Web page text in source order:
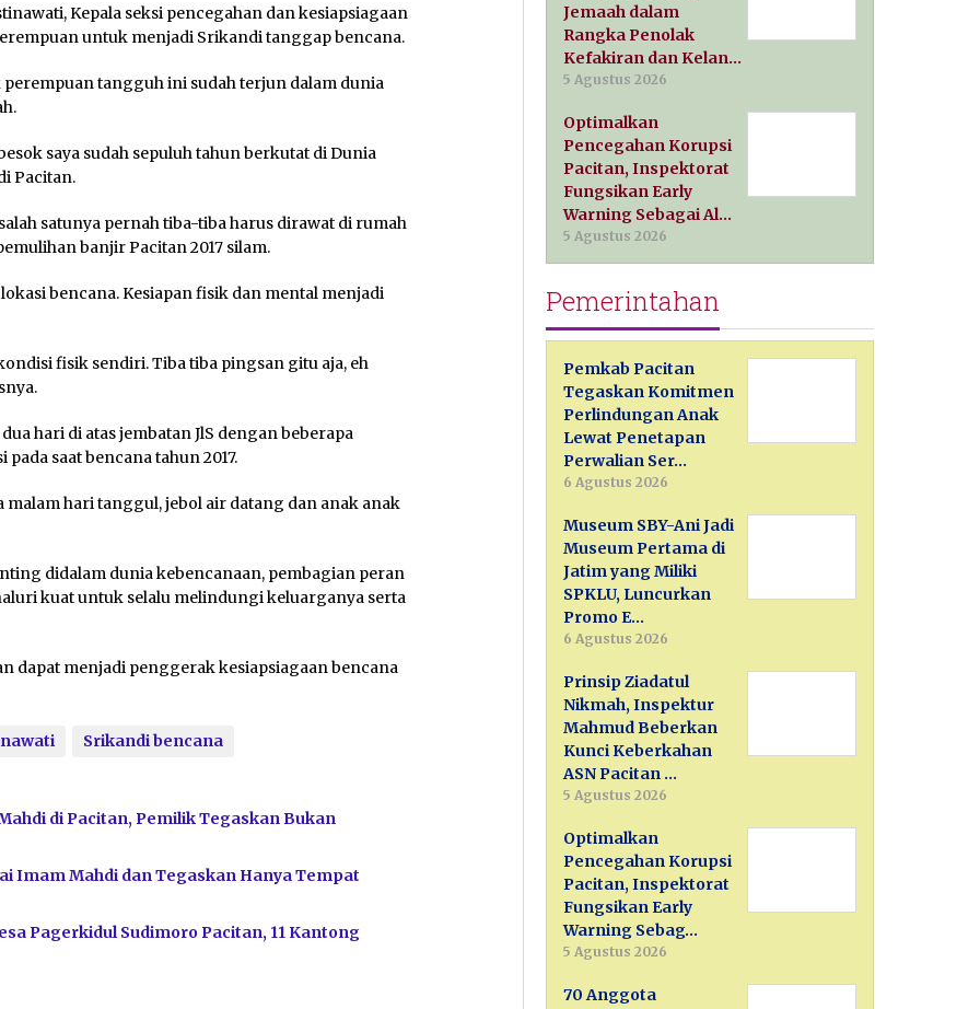
Kepala seksi pencegahan dan kesiapsiagaan
untuk menjadi Srikandi tanggap bencana.
tangguh ini sudah terjun dalam dunia
saya sudah sepuluh tahun berkutat di Dunia
Pacitan.
satunya pernah tiba-tiba harus dirawat di rumah
banjir Pacitan 2017 silam.
bencana. Kesiapan fisik dan mental menjadi
fisik sendiri. Tiba tiba pingsan gitu aja, eh
hari di atas jembatan JlS dengan beberapa
saat bencana tahun 2017.
hari tanggul, jebol air datang dan anak anak
didalam dunia kebencanaan, pembagian peran
kuat untuk selalu melindungi keluarganya serta
dapat menjadi penggerak kesiapsiagaan bencana
Srikandi bencana
di Pacitan, Pemilik Tegaskan Bukan
Imam Mahdi dan Tegaskan Hanya Tempat
Pagerkidul Sudimoro Pacitan, 11 Kantong
Jemaah dalam
Rangka Penolak
Kefakiran dan Kelan…
5 Agustus 2026
Optimalkan
Pencegahan Korupsi
Pacitan, Inspektorat
Fungsikan Early
Warning Sebagai Al…
5 Agustus 2026
Pemerintahan
Pemkab Pacitan
Tegaskan Komitmen
Perlindungan Anak
Lewat Penetapan
Perwalian Ser…
6 Agustus 2026
Museum SBY-Ani Jadi
Museum Pertama di
Jatim yang Miliki
SPKLU, Luncurkan
Promo E…
6 Agustus 2026
Prinsip Ziadatul
Nikmah, Inspektur
Mahmud Beberkan
Kunci Keberkahan
ASN Pacitan …
5 Agustus 2026
Optimalkan
Pencegahan Korupsi
Pacitan, Inspektorat
Fungsikan Early
Warning Sebag…
5 Agustus 2026
70 Anggota